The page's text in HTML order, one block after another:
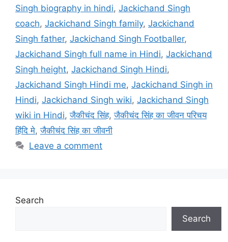
Singh biography in hindi, Jackichand Singh
coach, Jackichand Singh family, Jackichand
Singh father, Jackichand Singh Footballer,
Jackichand Singh full name in Hindi, Jackichand
Singh height, Jackichand Singh Hindi,
Jackichand Singh Hindi me, Jackichand Singh in
Hindi, Jackichand Singh wiki, Jackichand Singh
wiki in Hindi,जैकीचंद सिंह,जैकीचंद सिंह का जीवन परिचय
हिंदि मे,जैकीचंद सिंह का जीवनी
Leave a comment
Search
Search